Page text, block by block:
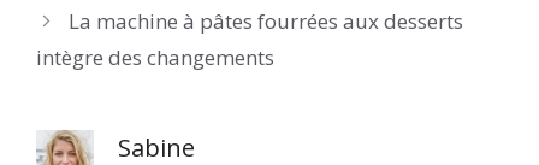
La machine à pâtes fourrées aux desserts
intègre des changements
Sabine